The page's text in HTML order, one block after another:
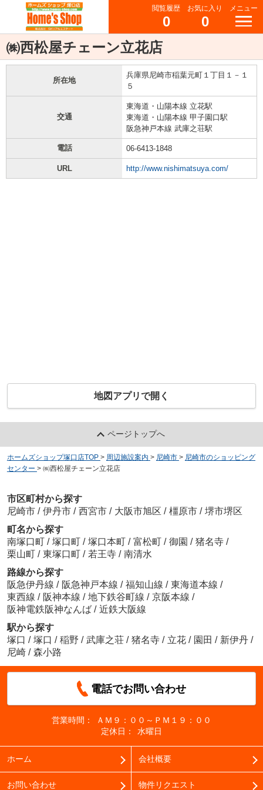
閲覧履歴
0
お気に入り
0
メニュー
㈱西松屋チェーン立花店
所在地
兵庫県尼崎市稲葉元町１丁目１－１
５
交通
東海道・山陽本線 立花駅
東海道・山陽本線 甲子園口駅
阪急神戸本線 武庫之荘駅
電話 06-6413-1848
URL http://www.nishimatsuya.com/
地図アプリで開く
ページトップへ
ホームズショップ塚口店TOP > 周辺施設案内 > 尼崎市 > 尼崎市のショッピング
センター > ㈱西松屋チェーン立花店
市区町村から探す
尼崎市 / 伊丹市 / 西宮市 / 大阪市旭区 / 橿原市 / 堺市堺区
町名から探す
南塚口町 / 塚口町 / 塚口本町 / 富松町 / 御園 / 猪名寺 /
栗山町 / 東塚口町 / 若王寺 / 南清水
路線から探す
阪急伊丹線 / 阪急神戸本線 / 福知山線 / 東海道本線 /
東西線 / 阪神本線 / 地下鉄谷町線 / 京阪本線 /
阪神電鉄阪神なんば / 近鉄大阪線
駅から探す
塚口 / 塚口 / 稲野 / 武庫之荘 / 猪名寺 / 立花 / 園田 / 新伊丹 /
尼崎 / 森小路
電話でお問い合わせ
営業時間：
ＡＭ９：００～ＰＭ１９：００
定休日：
水曜日
ホーム 会社概要
お問い合わせ 物件リクエスト